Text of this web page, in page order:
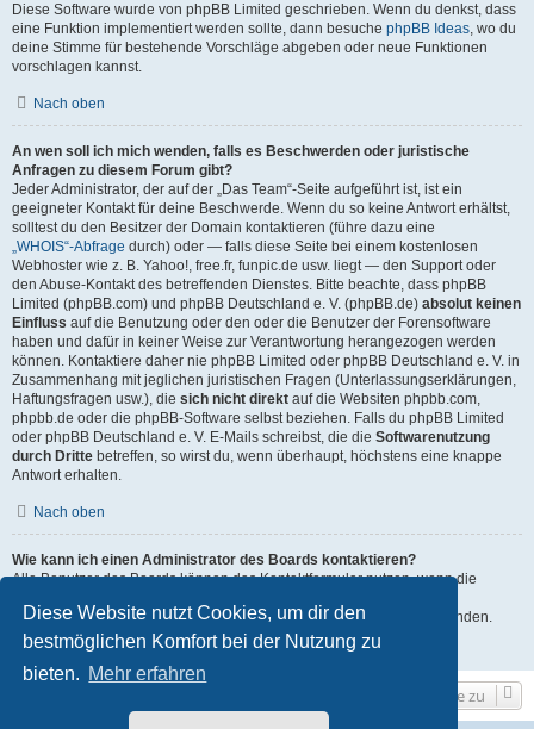
Diese Website nutzt Cookies, um dir den
bestmöglichen Komfort bei der Nutzung zu
bieten. Mehr erfahren
Diese Software wurde von phpBB Limited geschrieben. Wenn du denkst, dass
eine Funktion implementiert werden sollte, dann besuche phpBB Ideas, wo du
deine Stimme für bestehende Vorschläge abgeben oder neue Funktionen
vorschlagen kannst.
Nach oben
An wen soll ich mich wenden, falls es Beschwerden oder juristische
Anfragen zu diesem Forum gibt?
Jeder Administrator, der auf der „Das Team“-Seite aufgeführt ist, ist ein
geeigneter Kontakt für deine Beschwerde. Wenn du so keine Antwort erhältst,
solltest du den Besitzer der Domain kontaktieren (führe dazu eine
„WHOIS“-Abfrage durch) oder — falls diese Seite bei einem kostenlosen
Webhoster wie z. B. Yahoo!, free.fr, funpic.de usw. liegt — den Support oder
den Abuse-Kontakt des betreffenden Dienstes. Bitte beachte, dass phpBB
Limited (phpBB.com) und phpBB Deutschland e. V. (phpBB.de) absolut keinen
Einfluss auf die Benutzung oder den oder die Benutzer der Forensoftware
haben und dafür in keiner Weise zur Verantwortung herangezogen werden
können. Kontaktiere daher nie phpBB Limited oder phpBB Deutschland e. V. in
Zusammenhang mit jeglichen juristischen Fragen (Unterlassungserklärungen,
Haftungsfragen usw.), die sich nicht direkt auf die Websiten phpbb.com,
phpbb.de oder die phpBB-Software selbst beziehen. Falls du phpBB Limited
oder phpBB Deutschland e. V. E-Mails schreibst, die die Softwarenutzung
durch Dritte betreffen, so wirst du, wenn überhaupt, höchstens eine knappe
Antwort erhalten.
Nach oben
Wie kann ich einen Administrator des Boards kontaktieren?
Alle Benutzer des Boards können das Kontaktformular nutzen, wenn die
Mitglieder des Boards können zusätzlich den Link „Das Team“ verwenden.
Nach oben
Gehe zu